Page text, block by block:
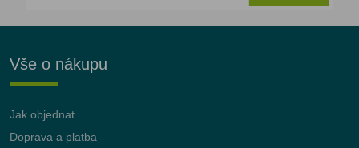
Vše o nákupu
Jak objednat
Doprava a platba